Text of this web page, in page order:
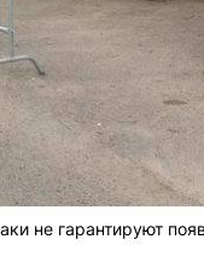
не гарантируют